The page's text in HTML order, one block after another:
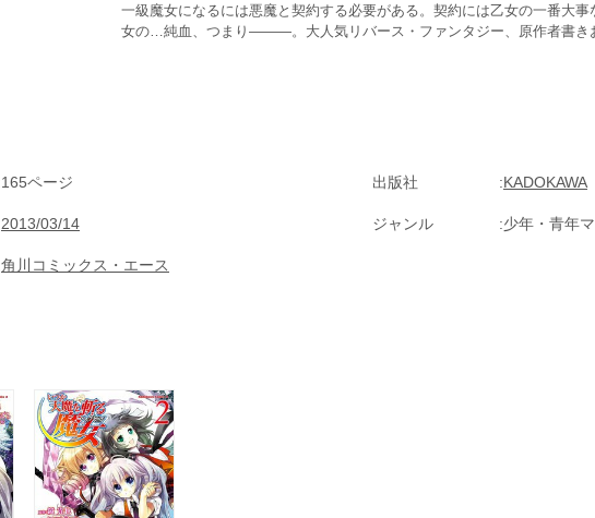
一級魔女になるには悪魔と契約する必要がある。契約には乙女の一番大
女の…純血、つまり―――。大人気リバース・ファンタジー、原作者書き
165ページ 出版社 KADOKAWA
2013/03/14 ジャンル 少年・青年
角川コミックス・エース